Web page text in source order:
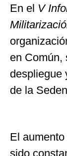
En el V
en Común,
despliegue
de la
El
sido